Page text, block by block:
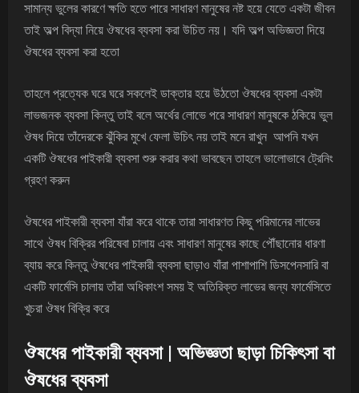
সামান্য ভুলের কারণে ক্ষতি হতে পারে সাধারণ মানুষের নষ্ট হয়ে যেতে একটা জীবন
তাই অল্প বিদ্যা নিয়ে ঔষধের ব্যবসা করা উচিত নয়। যদি অল্প অভিজ্ঞতা দিয়ে
ঔষধের ব্যবসা করা হতো
তাহলে প্রত্যেক ঘরে ঘরে সকলেই ডাক্তার হয়ে উঠতো ঔষধের ব্যবসা একটা
লাভজনক ব্যবসা কিন্তু তাই বলে অর্থের লোভে পরে সাধারণ মানুষকে ঠকিয়ে ভুল
ঔষধ দিয়ে তাঁদেরকে ঝুঁকির মুখে ফেলা উচিৎ নয় তাই মনে রাখুন আপনি যখন
একটি ঔষধের পাইকারী ব্যবসা শুরু করার কথা ভাবছেন তাহলে ভালোভাবে ট্রেনিং
গ্রহণ করুন
ঔষধের পাইকারী ব্যবসা যাঁরা করে থাকে তারা সাধারণত কিছু পরিমানের লাভের
সাথে ঔষধ বিক্রির পরিষেবা চালায় এবং সাধারণ মানুষের কাছে পৌঁছানোর ধারণা
ব্যায় করে কিন্তু ঔষধের পাইকারী ব্যবসা ছাড়াও যাঁরা পাশাপাশি ডিসপেনসারি বা
একটি ফার্মেসি চালায় তাঁরা অধিকাংশ সময় ই অতিরিক্ত লাভের জন্য ফার্মেসিতে
খুচরা ঔষধ বিক্রি করে
ঔষধের পাইকারী ব্যবসা | অভিজ্ঞতা ছাড়া চিকিৎসা বা
ঔষধের ব্যবসা